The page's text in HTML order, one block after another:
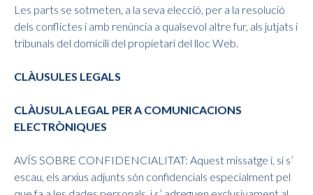
Les parts se sotmeten, a la seva elecció, per a la resolució
dels conflictes i amb renúncia a qualsevol altre fur, als jutjats i
tribunals del domicili del propietari del lloc Web.
CLÀUSULES LEGALS
CLÀUSULA LEGAL PER A COMUNICACIONS
ELECTRÒNIQUES
AVÍS SOBRE CONFIDENCIALITAT: Aquest missatge i, si s’
escau, els arxius adjunts són confidencials especialment pel